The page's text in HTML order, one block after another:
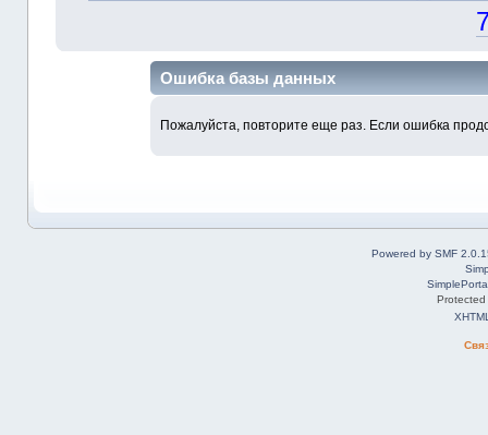
Ошибка базы данных
Пожалуйста, повторите еще раз. Если ошибка
Powered by SMF